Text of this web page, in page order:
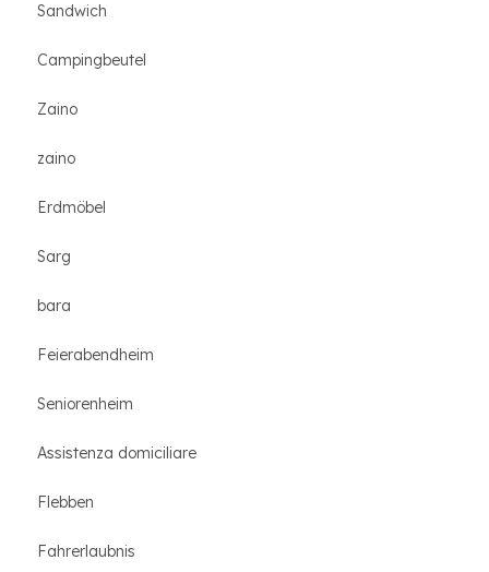
Sandwich
Campingbeutel
Zaino
zaino
Erdmöbel
Sarg
bara
Feierabendheim
Seniorenheim
Assistenza domiciliare
Flebben
Fahrerlaubnis